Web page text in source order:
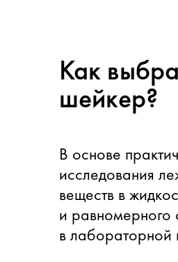
Как
шейкер?
В основе
исследования
веществ в
и равномерного
в лабораторной